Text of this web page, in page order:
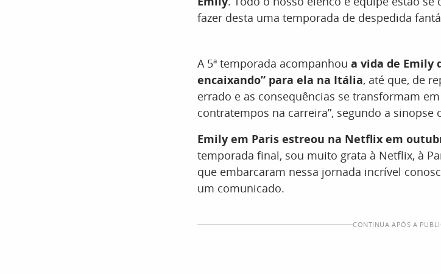
fazer desta uma temporada de despedida
A 5ª temporada acompanhou a vida de Emily
encaixando” para ela na Itália, até que, de
errado e as consequências se transformam
contratempos na carreira”, segundo a sinopse
Emily em Paris estreou na Netflix em
temporada final, sou muito grata à Netflix, à
que embarcaram nessa jornada incrível
um comunicado.
CONTINUA APÓS A